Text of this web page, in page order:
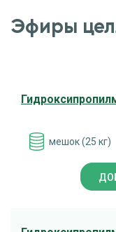
Эфиры
мешок (25 кг)